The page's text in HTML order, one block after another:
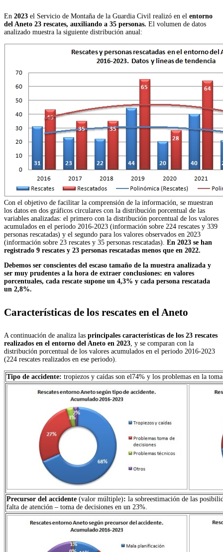
En 2023 el Servicio de Montaña de la Guardia Civil realizó en el entorno
del Aneto 23 rescates, auxiliando a 35 personas. El volumen de datos
analizado muestra la siguiente distribución anual:
Con el objetivo de facilitar la comprensión de la información, se muestran
los datos en dos gráficos circulares con la distribución porcentual de las
variables analizadas: el primero con la distribución porcentual de los valores
acumulados en el periodo 2016-2023 (información sobre 224 rescates y 339
personas rescatadas) y el segundo para los valores observados en 2023
(información sobre 23 rescates y 35 personas rescatadas). En 2023 se han
registrado 9 rescates y 23 personas rescatadas menos que en 2022.
Debemos ser conscientes del escaso tamaño de la muestra analizada y
ser muy prudentes a la hora de extraer conclusiones: en valores
porcentuales, cada rescate supone un 4,3% y cada persona rescatada
un 2,8%.
Características de los rescates en el Aneto
A continuación de analiza las principales características de los 23 rescates
realizados en el entorno del Aneto en 2023 , y se comparan con la
distribución porcentual de los valores acumulados en el periodo 2016-2023
(224 rescates realizados en ese periodo).
Tipo de accidente: tropiezos y caídas son el74% y los problemas en la
Precursor del accidente (valor múltiple): la sobreestimación de las
falta de atención – toma de decisiones en un 23%.